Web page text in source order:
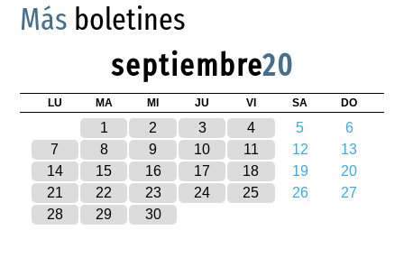
Más boletines
septiembre20
LU MA MI JU VI SA DO
1 2 3 4 5
6
7
8 9 10 11 12
13
14
15 16 17 18 19
20
21
22 23 24 25 26
27
28
29 30